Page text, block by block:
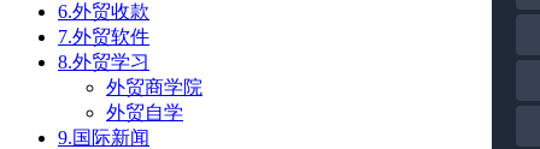
6.外贸收款
7.外贸软件
8.外贸学习
外贸商学院
外贸自学
9.国际新闻